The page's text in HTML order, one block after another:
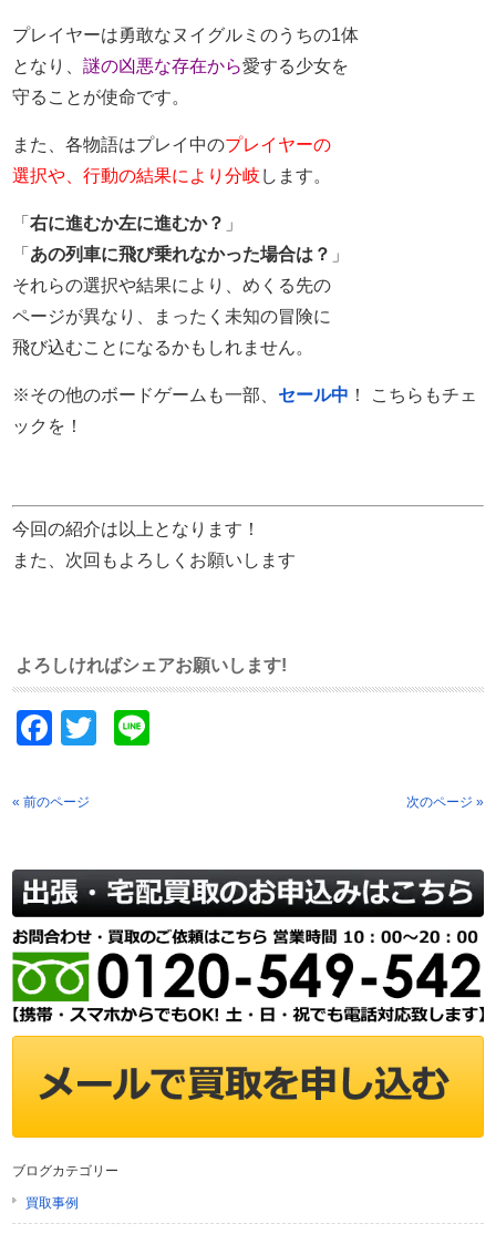
プレイヤーは勇敢なヌイグルミのうちの1体
となり、謎の凶悪な存在から愛する少女を
守ることが使命です。
また、各物語はプレイ中のプレイヤーの
選択や、行動の結果により分岐 します。
「右に進むか左に進むか？ 」
「 あの列車に飛び乗れなかった場合は？ 」
それらの選択や結果により、めくる先の
ページが異なり、まったく未知の冒険に
飛び込むことになるかもしれません。
※その他のボードゲームも一部、 セール中 ！ こちらもチェ
ックを！
今回の紹介は以上となります！
また、次回もよろしくお願いします
よろしければシェアお願いします!
Facebook
Twitter
« 前のページ 次のページ »
ブログカテゴリー
買取事例